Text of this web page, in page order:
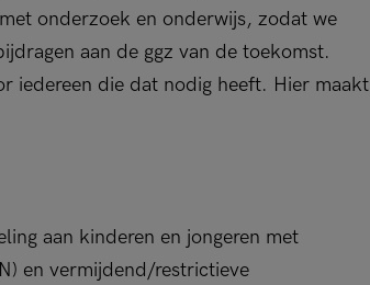
onderzoek en onderwijs, zodat we
aan de ggz van de toekomst.
iedereen die dat nodig heeft. Hier maakt
aan kinderen en jongeren met
en vermijdend/restrictieve